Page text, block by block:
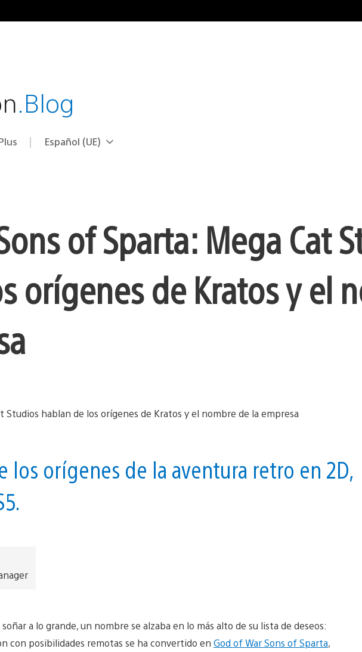
.Blog
Selecciona
Región
Español (UE)
of Sparta: Mega Cat
orígenes de Kratos y el
los orígenes de la aventura retro en 2D,
a lo grande, un nombre se alzaba en lo más alto de su lista de deseos:
con posibilidades remotas se ha convertido en God of War Sons of Sparta,